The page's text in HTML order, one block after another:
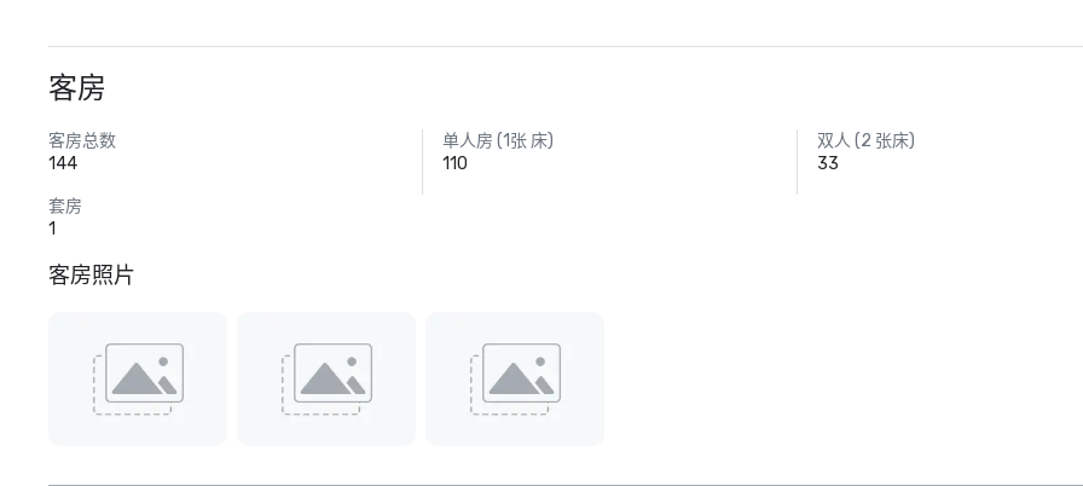
客房
客房总数
144
单人房 (1张 床)
110
双人 (2 张床)
33
套房
1
客房照片